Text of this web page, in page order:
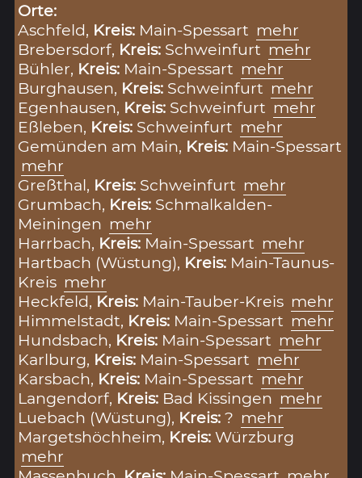
Orte:
Aschfeld, Kreis: Main-Spessart mehr
Brebersdorf, Kreis: Schweinfurt mehr
Bühler, Kreis: Main-Spessart mehr
Burghausen, Kreis: Schweinfurt mehr
Egenhausen, Kreis: Schweinfurt mehr
Eßleben, Kreis: Schweinfurt mehr
Gemünden am Main, Kreis: Main-Spessart
mehr
Greßthal, Kreis: Schweinfurt mehr
Grumbach, Kreis: Schmalkalden-
Meiningen mehr
Harrbach, Kreis: Main-Spessart mehr
Hartbach (Wüstung), Kreis: Main-Taunus-
Kreis mehr
Heckfeld, Kreis: Main-Tauber-Kreis mehr
Himmelstadt, Kreis: Main-Spessart mehr
Hundsbach, Kreis: Main-Spessart mehr
Karlburg, Kreis: Main-Spessart mehr
Karsbach, Kreis: Main-Spessart mehr
Langendorf, Kreis: Bad Kissingen mehr
Luebach (Wüstung), Kreis:? mehr
Margetshöchheim, Kreis:Würzburg
mehr